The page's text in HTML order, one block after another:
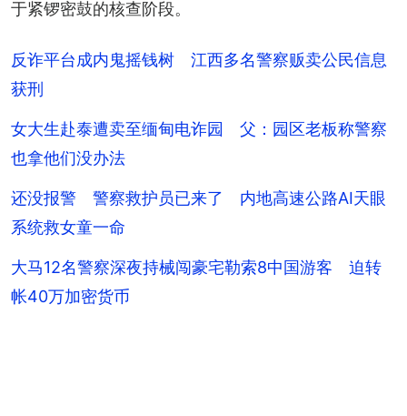
于紧锣密鼓的核查阶段。
反诈平台成内鬼摇钱树 江西多名警察贩卖公民信息
获刑
女大生赴泰遭卖至缅甸电诈园 父：园区老板称警察
也拿他们没办法
还没报警 警察救护员已来了 内地高速公路AI天眼
系统救女童一命
大马12名警察深夜持械闯豪宅勒索8中国游客 迫转
帐40万加密货币